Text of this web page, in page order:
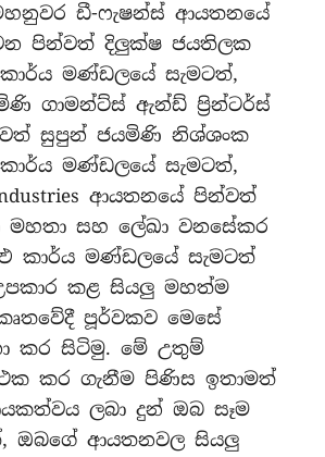
ඩී-ෆැෂන්ස් ආයතනයේ
පින්වත් දිලුක්ෂ ජයතිලක
මණ්ඩලයේ සැමටත්,
ගාමන්ට්ස් ඇන්ඩ් ප්‍රින්ටර්ස්
සුපුන් ජයමිණි නිශ්ශංක
මණ්ඩලයේ සැමටත්,
ආයතනයේ පින්වත්
මහතා සහ ලේඛා වනසේකර
කාර්ය මණ්ඩලයේ සැමටත්
කළ සියලු මහත්ම
පූර්වකව මෙසේ
කර සිටිමු. මේ උතුම්
කර ගැනීම පිණිස ඉතාමත්
ලබා දුන් ඔබ සෑම
ඔබගේ ආයතනවල සියලු